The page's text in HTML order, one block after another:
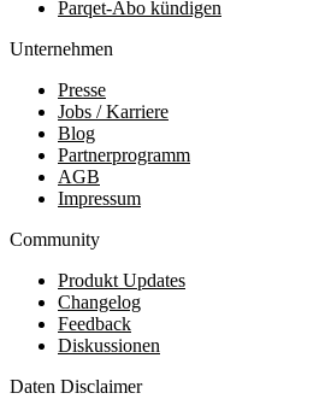
Parqet-Abo kündigen
Unternehmen
Presse
Jobs / Karriere
Blog
Partnerprogramm
AGB
Impressum
Community
Produkt Updates
Changelog
Feedback
Diskussionen
Daten Disclaimer